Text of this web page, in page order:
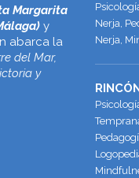
Margarita
y
abarca la
del Mar,
y
Nerja,
Nerja,